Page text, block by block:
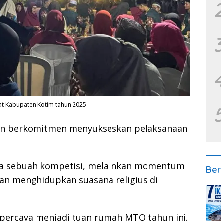
Kabupaten Kotim tahun 2025
berkomitmen menyukseskan pelaksanaan
sebuah kompetisi, melainkan momentum
menghidupkan suasana religius di
menjadi tuan rumah MTQ tahun ini.